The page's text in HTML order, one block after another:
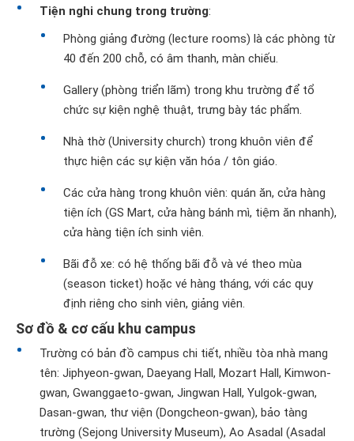
Tiện nghi chung trong trường:
Phòng giảng đường (lecture rooms) là các phòng từ
40 đến 200 chỗ, có âm thanh, màn chiếu.
Gallery (phòng triển lãm) trong khu trường để tổ
chức sự kiện nghệ thuật, trưng bày tác phẩm.
Nhà thờ (University church) trong khuôn viên để
thực hiện các sự kiện văn hóa / tôn giáo.
Các cửa hàng trong khuôn viên: quán ăn, cửa hàng
tiện ích (GS Mart, cửa hàng bánh mì, tiệm ăn nhanh),
cửa hàng tiện ích sinh viên.
Bãi đỗ xe: có hệ thống bãi đỗ và vé theo mùa
(season ticket) hoặc vé hàng tháng, với các quy
định riêng cho sinh viên, giảng viên.
Sơ đồ & cơ cấu khu campus
Trường có bản đồ campus chi tiết, nhiều tòa nhà mang
tên: Jiphyeon-gwan, Daeyang Hall, Mozart Hall, Kimwon-
gwan, Gwanggaeto-gwan, Jingwan Hall, Yulgok-gwan,
Dasan-gwan, thư viện (Dongcheon-gwan), bảo tàng
trường (Sejong University Museum), Ao Asadal (Asadal